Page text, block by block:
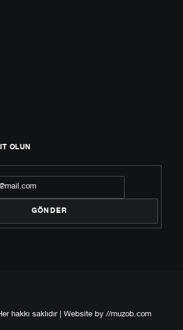
OLUN
hakkı saklıdır | Website by //muzob.com